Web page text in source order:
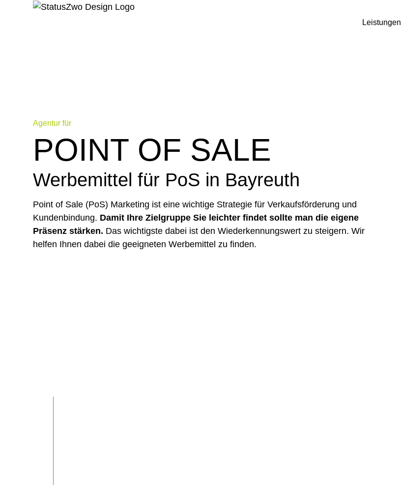
Leistungen
Agentur für
POINT OF SALE
Werbemittel für PoS in Bayreuth
Point of Sale (PoS) Marketing ist eine wichtige Strategie für Verkaufsförderung und
Kundenbindung. Damit Ihre Zielgruppe Sie leichter findet sollte man die eigene
Präsenz stärken. Das wichtigste dabei ist den Wiederkennungswert zu steigern. Wir
helfen Ihnen dabei die geeigneten Werbemittel zu finden.